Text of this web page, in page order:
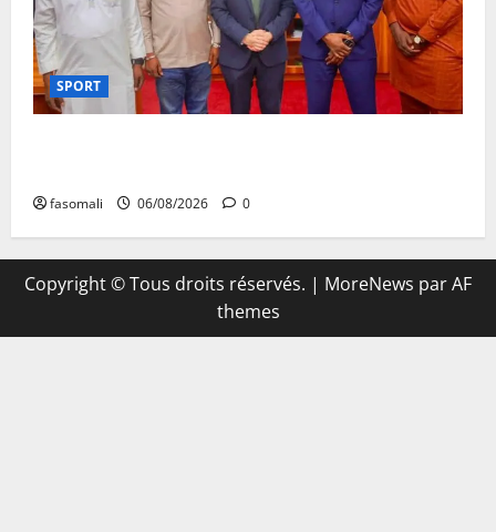
SPORT
fasomali 06/08/2026 0
Copyright © Tous droits réservés. | MoreNews par AF
themes